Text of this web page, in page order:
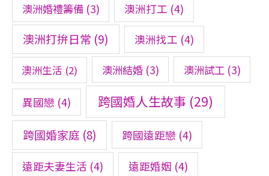
澳洲婚禮籌備(3) 澳洲打工 (4)
澳洲打拚日常 (9) 澳洲找工 (4)
澳洲生活 (2) 澳洲結婚(3) 澳洲試工 (3)
異國戀 (4) 跨國婚人生故事 (29)
跨國婚家庭 (8) 跨國遠距戀 (4)
遠距夫妻生活 (4) 遠距婚姻 (4)